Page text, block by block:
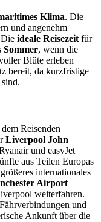
Klima. Die
und angenehm
ideale Reisezeit für
Sommer, wenn die
Blüte erleben
bereit, da kurzfristige
Reisenden
Liverpool John
und easyJet
aus Teilen Europas
internationales
Airport
weiterfahren.
und
Ankunft über die